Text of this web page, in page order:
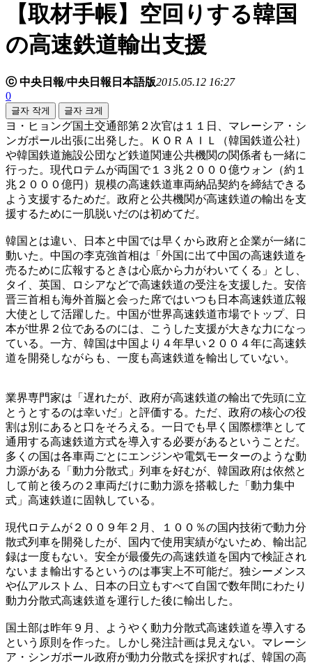
【取材手帳】空回りする韓国
の高速鉄道輸出支援
ⓒ 中央日報/中央日報日本語版2015.05.12 16:27
0
글자 작게 글자 크게
ヨ・ヒョング国土交通部第２次官は１１日、マレーシア・シ
ンガポール出張に出発した。ＫＯＲＡＩＬ（韓国鉄道公社）
や韓国鉄道施設公団など鉄道関連公共機関の関係者も一緒に
行った。現代ロテムが両国で１３兆２０００億ウォン（約１
兆２０００億円）規模の高速鉄道車両納品契約を締結できる
よう支援するためだ。政府と公共機関が高速鉄道の輸出を支
援するために一肌脱いだのは初めてだ。
韓国とは違い、日本と中国では早くから政府と企業が一緒に
動いた。中国の李克強首相は「外国に出て中国の高速鉄道を
売るために広報するときは心底から力がわいてくる」とし、
タイ、英国、ロシアなどで高速鉄道の受注を支援した。安倍
晋三首相も海外首脳と会った席ではいつも日本高速鉄道広報
大使として活躍した。中国が世界高速鉄道市場でトップ、日
本が世界２位であるのには、こうした支援が大きな力になっ
ている。一方、韓国は中国より４年早い２００４年に高速鉄
道を開発しながらも、一度も高速鉄道を輸出していない。
業界専門家は「遅れたが、政府が高速鉄道の輸出で先頭に立
とうとするのは幸いだ」と評価する。ただ、政府の核心の役
割は別にあると口をそろえる。一日でも早く国際標準として
通用する高速鉄道方式を導入する必要があるということだ。
多くの国は各車両ごとにエンジンや電気モーターのような動
力源がある「動力分散式」列車を好むが、韓国政府は依然と
して前と後ろの２車両だけに動力源を搭載した「動力集中
式」高速鉄道に固執している。
現代ロテムが２００９年２月、１００％の国内技術で動力分
散式列車を開発したが、国内で使用実績がないため、輸出記
録は一度もない。安全が最優先の高速鉄道を国内で検証され
ないまま輸出するというのは事実上不可能だ。独シーメンス
や仏アルストム、日本の日立もすべて自国で数年間にわたり
動力分散式高速鉄道を運行した後に輸出した。
国土部は昨年９月、ようやく動力分散式高速鉄道を導入する
という原則を作った。しかし発注計画は見えない。マレーシ
ア・シンガポール政府が動力分散式を採択すれば、韓国の高